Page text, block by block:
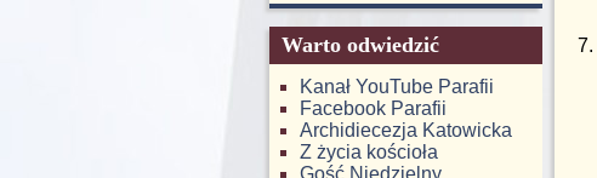
Warto odwiedzić
Kanał YouTube Parafii
Facebook Parafii
Archidiecezja Katowicka
Z życia kościoła
Gość Niedzielny